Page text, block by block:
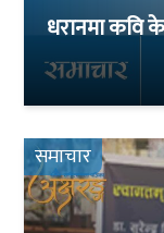
धरानमा कवि
समाचार